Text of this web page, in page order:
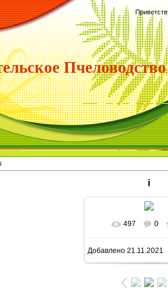
Пчеловодство
i
В реальном
945x1680/
497 0
Добавлено21.11.2021